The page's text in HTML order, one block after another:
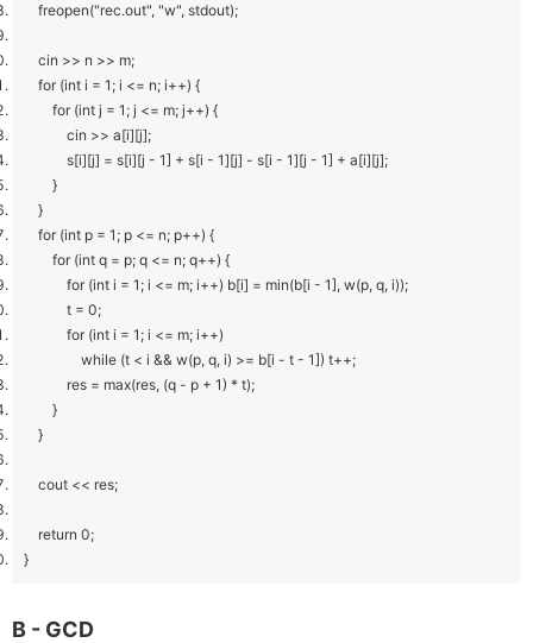
freopen("rec.out", "w", stdout);
cin >> n >> m;
for (int i = 1; i <= n; i++) {
for (int j = 1; j <= m; j++) {
cin >> a[i][j];
s[i][j] = s[i][j - 1] + s[i - 1][j] - s[i - 1][j - 1] + a[i][j];
}
}
for (int p = 1; p <= n; p++) {
for (int q = p; q <= n; q++) {
for (int i = 1; i <= m; i++) b[i] = min(b[i - 1], w(p, q, i));
t = 0;
for (int i = 1; i <= m; i++)
while (t < i && w(p, q, i) >= b[i - t - 1]) t++;
res = max(res, (q - p + 1) * t);
}
}
cout << res;
return 0;
}
B - GCD